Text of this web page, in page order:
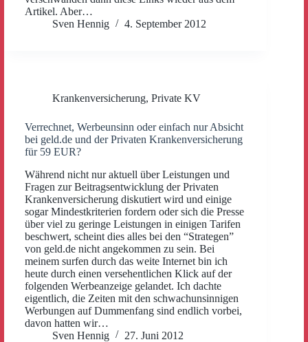
Artikel. Aber…
Sven Hennig
4. September 2012
Krankenversicherung, Private KV
Verrechnet, Werbeunsinn oder einfach nur Absicht
bei geld.de und der Privaten Krankenversicherung
für 59 EUR?
Während nicht nur aktuell über Leistungen und
Fragen zur Beitragsentwicklung der Privaten
Krankenversicherung diskutiert wird und einige
sogar Mindestkriterien fordern oder sich die Presse
über viel zu geringe Leistungen in einigen Tarifen
beschwert, scheint dies alles bei den “Strategen”
von geld.de nicht angekommen zu sein. Bei
meinem surfen durch das weite Internet bin ich
heute durch einen versehentlichen Klick auf der
folgenden Werbeanzeige gelandet. Ich dachte
eigentlich, die Zeiten mit den schwachunsinnigen
Werbungen auf Dummenfang sind endlich vorbei,
davon hatten wir…
Sven Hennig
27. Juni 2012